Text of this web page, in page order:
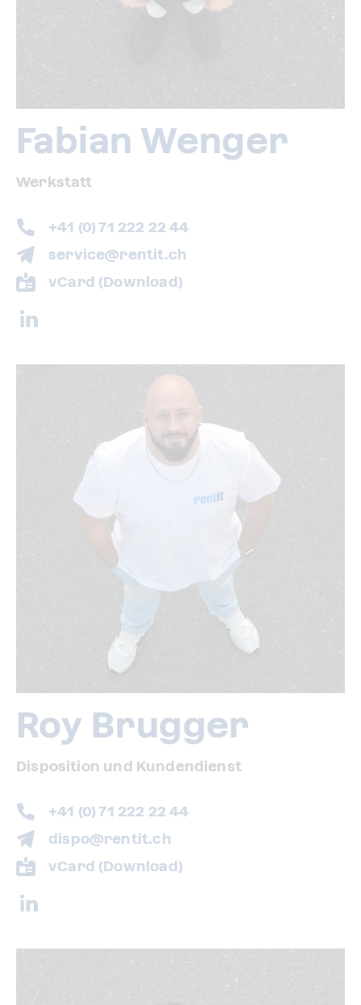
Fabian Wenger
Werkstatt
+41 (0) 71 222 22 44
service@rentit.ch
vCard (Download)
Roy Brugger
Disposition und Kundendienst
+41 (0) 71 222 22 44
dispo@rentit.ch
vCard (Download)